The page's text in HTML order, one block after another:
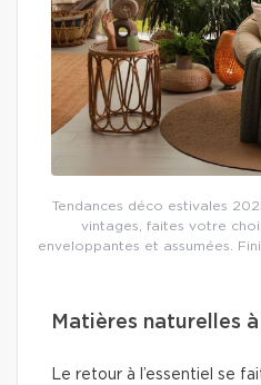
Tendances déco estivales
vintages, faites votre
enveloppantes et assumées.
Matières naturelles à
Le retour à l’essentiel se